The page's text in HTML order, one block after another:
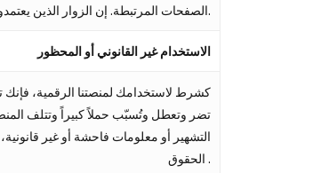
الصفحات المرتبطة. إن الزوار الذين يعتمدون على هذه المعلومات يقومون بذلك على مسئوليتهم.
الاستخدام غير القانوني أو المحظور
كشرط لاستخدامك لمنصتنا الرقمية، فإنك
تضر وتعطل وتُسبّب حملاً كبيراً وتتلف
التشهير أو معلومات فاحشة أو غير
الحقوق .